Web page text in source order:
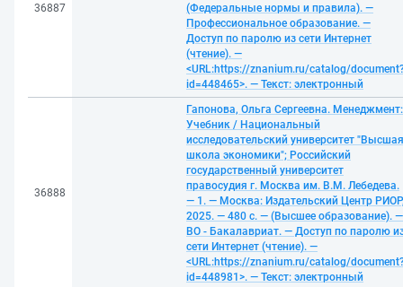
36887
(Федеральные нормы и правила). —
Профессиональное образование. —
Доступ по паролю из сети Интернет
(чтение). —
<URL:https://znanium.ru/catalog/
id=448465>. — Текст: электронный
36888
Гапонова, Ольга Сергеевна. Менеджмент:
Учебник / Национальный
исследовательский университет "Высшая
школа экономики"; Российский
государственный университет
правосудия г. Москва им. В.М. Лебедева.
— 1. — Москва: Издательский Центр
2025. — 480 с. — (Высшее образование). —
ВО - Бакалавриат. — Доступ по паролю
сети Интернет (чтение). —
<URL:https://znanium.ru/catalog/
id=448981>. — Текст: электронный